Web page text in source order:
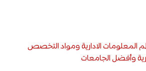
الادارية ومواد التخصص
وأفضل الجامعات